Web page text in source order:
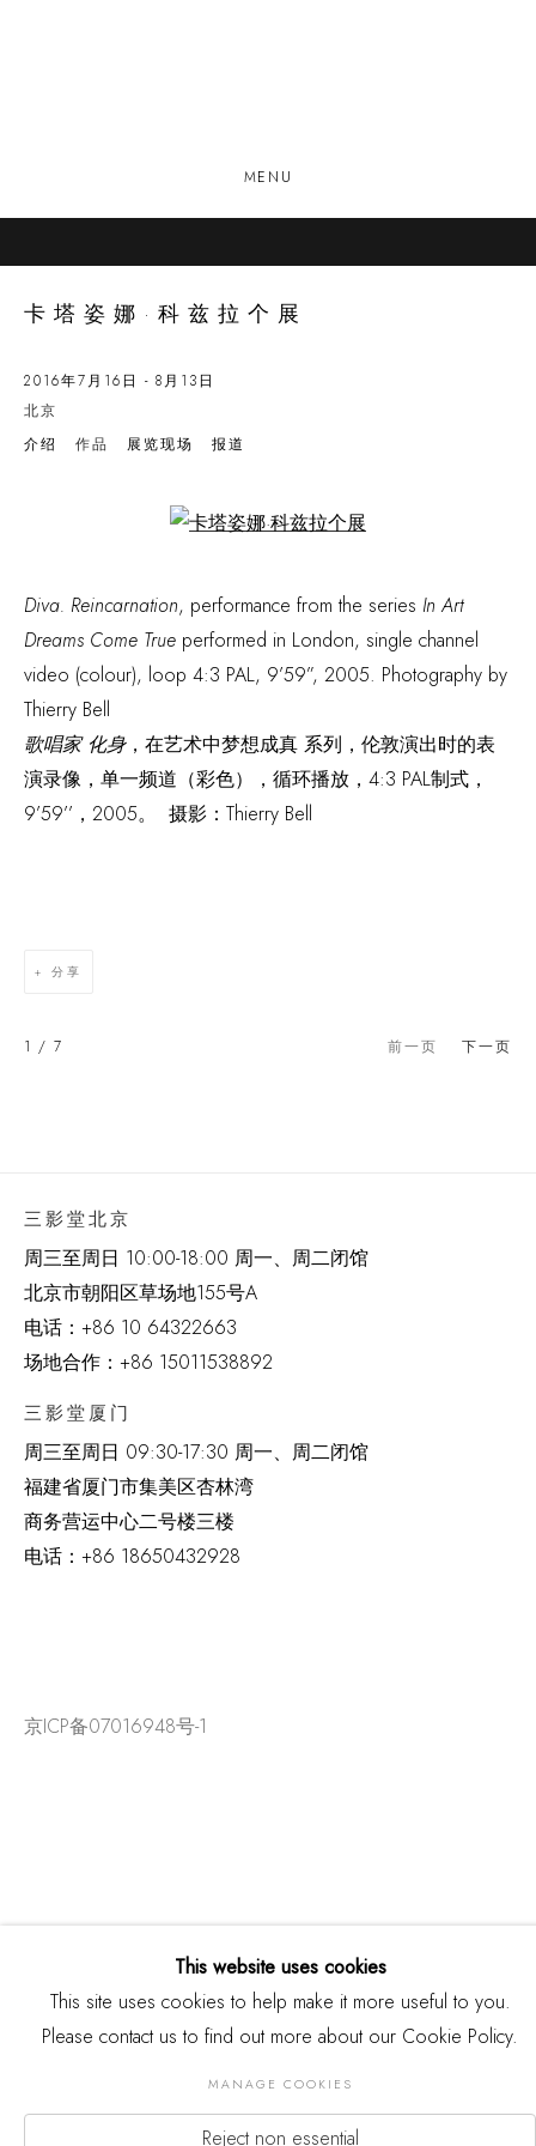
MENU
卡塔姿娜·科兹拉个展
2016年7月16日 - 8月13日
北京
介绍
作品 展览现场 报道
Open a larger version of the following image in a popup:
Diva. Reincarnation, performance from the series In Art
Dreams Come True performed in London, single channel
video (colour), loop 4:3 PAL, 9’59”, 2005. Photography by
Thierry Bell
歌唱家 化身，在艺术中梦想成真 系列，伦敦演出时的表
演录像，单一频道（彩色），循环播放，4:3 PAL制式，
9’59’’，2005。 摄影：Thierry Bell
分享
前一页 下一页
1 / 7
三影堂北京
周三至周日 10:00-18:00 周一、周二闭馆
北京市朝阳区草场地155号A
电话： +86 10 64322663
场地合作：+86 15011538892
三影堂厦门
周三至周日 09:30-17:30 周一、周二闭馆
福建省厦门市集美区杏林湾
商务营运中心二号楼三楼
电话： +86 18650432928
京ICP备07016948号-1
版权 2026 THREE SHADOWS
网页支持 ARTLOGIC
This website uses cookies
This site uses cookies to help make it more useful to you.
Please contact us to find out more about our Cookie Policy.
MANAGE COOKIES
Reject non essential